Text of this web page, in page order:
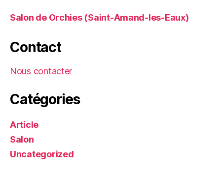
Salon de Orchies (Saint-Amand-les-Eaux)
Contact
Nous contacter
Catégories
Article
Salon
Uncategorized